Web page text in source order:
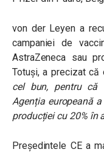
von der Leyen a
campaniei de
AstraZeneca sau
Totuși, a precizat că
cel bun, pentru că
Agenția europeană
producției cu 20% în
Președintele CE a